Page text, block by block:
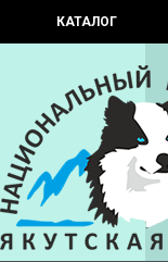
КАТАЛОГ